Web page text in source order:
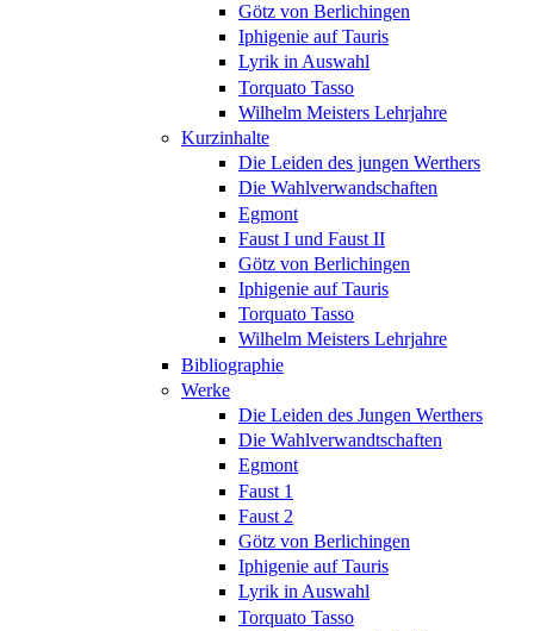
Götz von Berlichingen
Iphigenie auf Tauris
Lyrik in Auswahl
Torquato Tasso
Wilhelm Meisters Lehrjahre
Kurzinhalte
Die Leiden des jungen Werthers
Die Wahlverwandschaften
Egmont
Faust I und Faust II
Götz von Berlichingen
Iphigenie auf Tauris
Torquato Tasso
Wilhelm Meisters Lehrjahre
Bibliographie
Werke
Die Leiden des Jungen Werthers
Die Wahlverwandtschaften
Egmont
Faust 1
Faust 2
Götz von Berlichingen
Iphigenie auf Tauris
Lyrik in Auswahl
Torquato Tasso